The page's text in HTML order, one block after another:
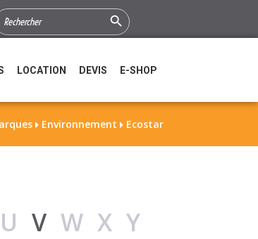
Search Button
LOCATION DEVIS E-SHOP
 Environnement  Ecostar
U V WXY